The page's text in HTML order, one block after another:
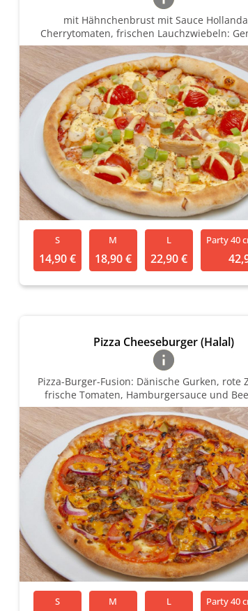
mit Hähnchenbrust mit Sauce
Cherrytomaten, frischen Lauchzwiebeln:
S
14,90 €
M
18,90 €
L
22,90 €
Party 40
Pizza Cheeseburger (Halal)
Pizza-Burger-Fusion: Dänische Gurken, rote
frische Tomaten, Hamburgersauce und
S M L Party 40